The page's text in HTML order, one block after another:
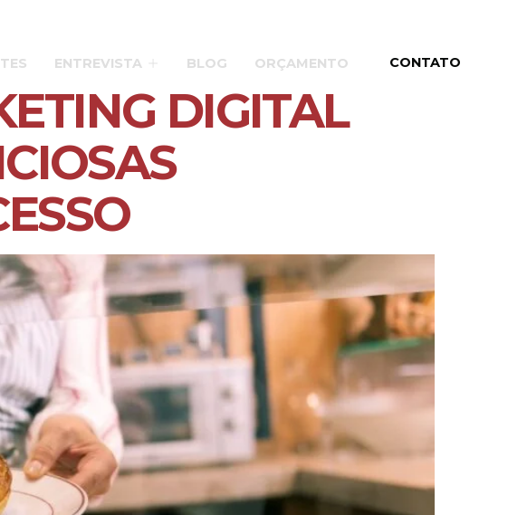
ENTREVISTA BLOG ORÇAMENTO CONTATO
DIGITAL